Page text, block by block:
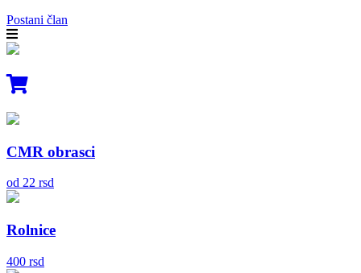
Postani član
CMR obrasci
od 22 rsd
Rolnice
400 rsd